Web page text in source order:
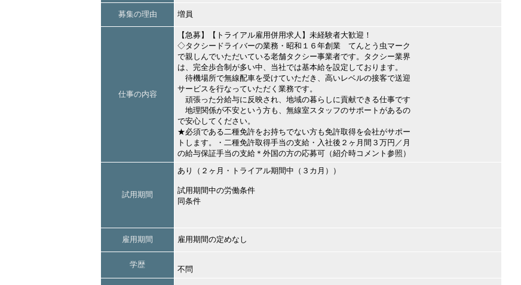
募集の理由 増員
仕事の内容
【急募】【トライアル雇用併用求人】未経験者大歓迎！
◇タクシードライバーの業務・昭和１６年創業 てんとう虫マーク
で親しんでいただいている老舗タクシー事業者です。タクシー業界
は、完全歩合制が多い中、当社では基本給を設定しております。
待機場所で無線配車を受けていただき、高いレベルの接客で送迎
サービスを行なっていただく業務です。
頑張った分給与に反映され、地域の暮らしに貢献できる仕事です
地理関係が不安という方も、無線室スタッフのサポートがあるの
で安心してください。
★必須である二種免許をお持ちでない方も免許取得を会社がサポー
トします。・二種免許取得手当の支給・入社後２ヶ月間３万円／月
の給与保証手当の支給＊外国の方の応募可（紹介時コメント参照）
試用期間
あり（２ヶ月・トライアル期間中（３カ月））
試用期間中の労働条件
同条件
雇用期間 雇用期間の定めなし
学歴
不問